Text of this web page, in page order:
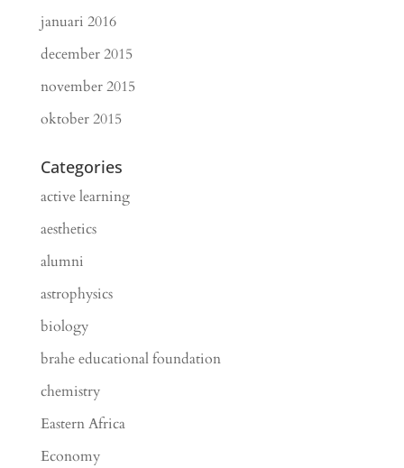
januari 2016
december 2015
november 2015
oktober 2015
Categories
active learning
aesthetics
alumni
astrophysics
biology
brahe educational foundation
chemistry
Eastern Africa
Economy